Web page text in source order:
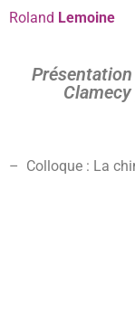
Roland Lemoine
Présentation
– Colloque : La